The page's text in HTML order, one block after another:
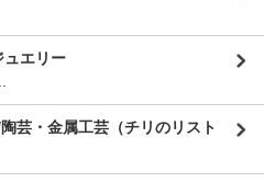
エリー
芸・金属工芸（チリのリスト